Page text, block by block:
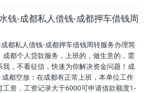
钱-成都私人借钱-成都押车借钱周
都私人借钱-成都押车借钱周转服务办理简
都个人贷款服务，上班的，做生意的，需
，不看征信，快速为你解决资金问题！成
都空放：在成都有正常上班，本单位工作
资，工资记录大于6000可申请借款额度1-